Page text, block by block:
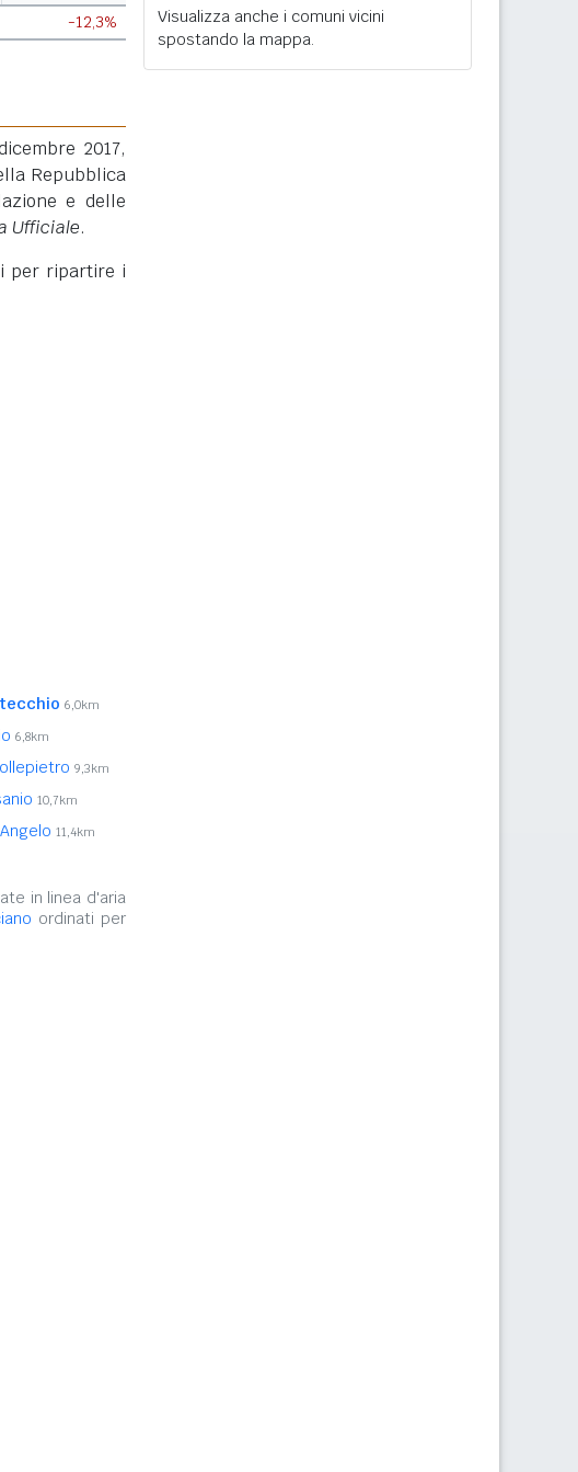
-12,3%
2017,
Repubblica
e delle
Ufficiale.
per ripartire i
6,0km
6,8km
9,3km
10,7km
11,4km
in linea d'aria
ordinati per
Visualizza anche i comuni vicini
spostando la mappa.